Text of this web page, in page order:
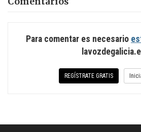
Para comentar es necesario
REGÍSTRATE GRATIS